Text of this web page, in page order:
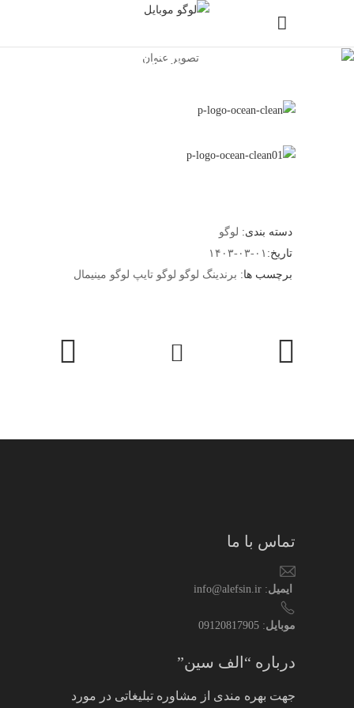
طراحی لوگو برند
دسته بندی: لوگو
تاریخ: ۱۴۰۳-۰۳-۰۱
برچسب ها: برندینگ لوگو لوگو تایپ لوگو مینیمال
تماس با ما
ایمیل: info@alefsin.ir
موبایل: 09120817905
درباره “الف سین”
جهت بهره مندی از مشاوره تبلیغاتی در مورد